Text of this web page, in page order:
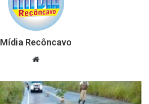
Mídia Recôncavo
Website